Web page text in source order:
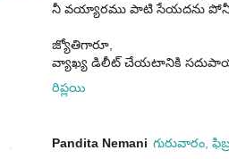
నీ వయ్యారము పాటి సేయదను
జ్యోతిగారూ,
వ్యాఖ్య డిలీట్ చేయటానికి
రిప్లయి
Pandita Nemani గురువారం,